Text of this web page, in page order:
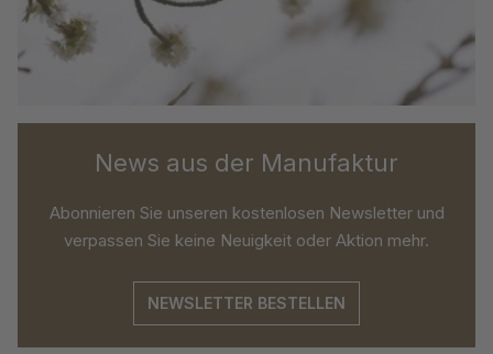
News aus der Manufaktur
Abonnieren Sie unseren kostenlosen Newsletter und
verpassen Sie keine Neuigkeit oder Aktion mehr.
NEWSLETTER BESTELLEN